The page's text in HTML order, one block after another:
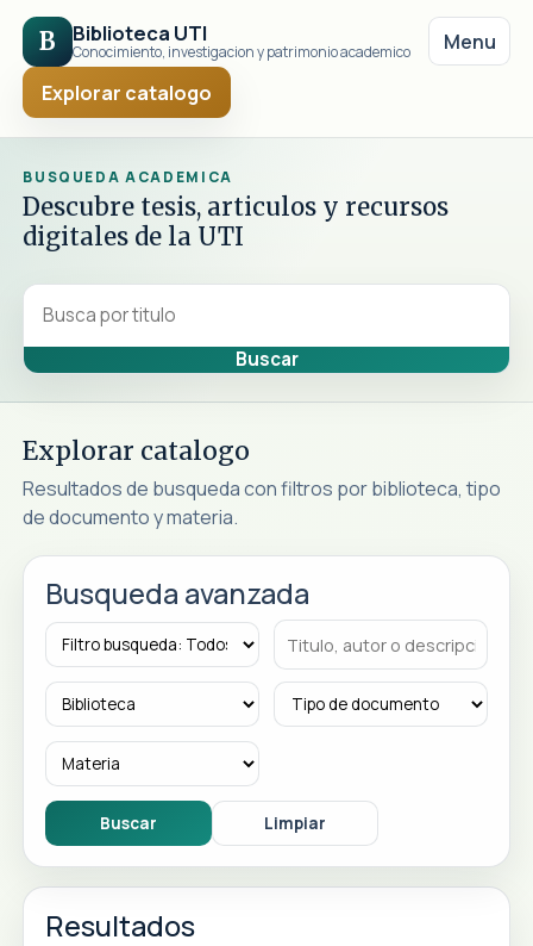
B Biblioteca UTI
Conocimiento, investigacion y patrimonio academico
Menu
Explorar catalogo
BUSQUEDA ACADEMICA
Descubre tesis, articulos y recursos
digitales de la UTI
Explorar catalogo
Resultados de busqueda con filtros por biblioteca, tipo
de documento y materia.
Busqueda avanzada
Resultados